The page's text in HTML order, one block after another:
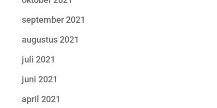
september 2021
augustus 2021
juli 2021
juni 2021
april 2021